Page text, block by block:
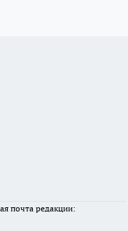
почта редакции: